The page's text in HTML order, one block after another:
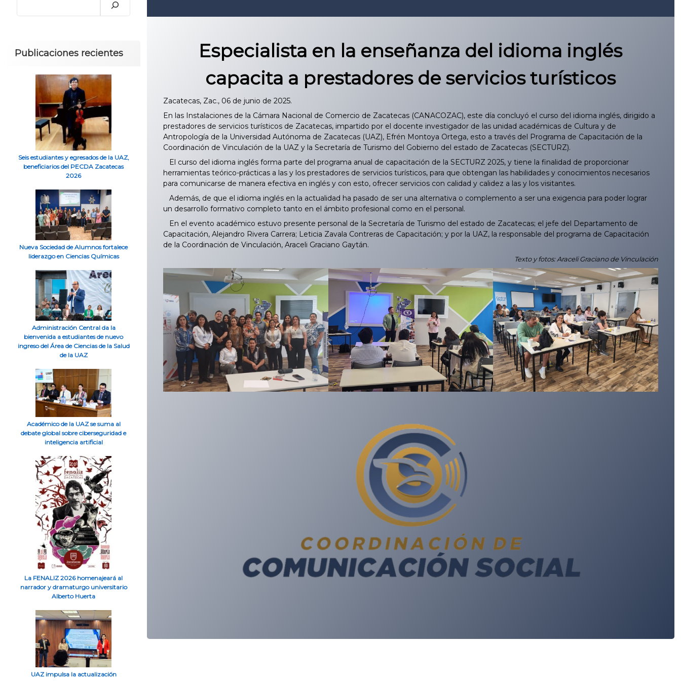
Especialista en la enseñanza del idioma inglés
capacita a prestadores de servicios turísticos
Zacatecas, Zac., 06 de junio de 2025.
En las Instalaciones de la Cámara Nacional de Comercio de Zacatecas (CANACOZAC), este día concluyó el curso del idioma inglés, dirigido a
prestadores de servicios turísticos de Zacatecas, impartido por el docente investigador de las unidad académicas de Cultura y de
Antropología de la Universidad Autónoma de Zacatecas (UAZ), Efrén Montoya Ortega, esto a través del Programa de Capacitación de la
Coordinación de Vinculación de la UAZ y la Secretaría de Turismo del Gobierno del estado de Zacatecas (SECTURZ).
El curso del idioma inglés forma parte del programa anual de capacitación de la SECTURZ 2025, y tiene la finalidad de proporcionar
herramientas teórico-prácticas a las y los prestadores de servicios turísticos, para que obtengan las habilidades y conocimientos necesarios
para comunicarse de manera efectiva en inglés y con esto, ofrecer servicios con calidad y calidez a las y los visitantes.
Además, de que el idioma inglés en la actualidad ha pasado de ser una alternativa o complemento a ser una exigencia para poder lograr
un desarrollo formativo completo tanto en el ámbito profesional como en el personal.
En el evento académico estuvo presente personal de la Secretaría de Turismo del estado de Zacatecas; el jefe del Departamento de
Capacitación, Alejandro Rivera Carrera; Leticia Zavala Contreras de Capacitación; y por la UAZ, la responsable del programa de Capacitación
de la Coordinación de Vinculación, Araceli Graciano Gaytán.
Texto y fotos: Araceli Graciano de Vinculación
Publicaciones recientes
Seis estudiantes y egresados de la UAZ,
beneficiarios del PECDA Zacatecas
2026
Nueva Sociedad de Alumnos fortalece
liderazgo en Ciencias Químicas
Administración Central da la
bienvenida a estudiantes de nuevo
ingreso del Área de Ciencias de la Salud
de la UAZ
Académico de la UAZ se suma al
debate global sobre ciberseguridad e
inteligencia artificial
La FENALIZ 2026 homenajeará al
narrador y dramaturgo universitario
Alberto Huerta
UAZ impulsa la actualización